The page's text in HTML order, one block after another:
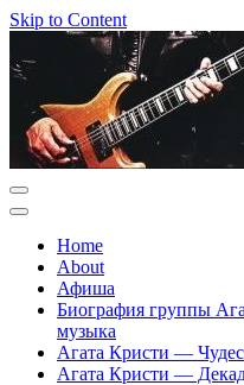
Skip to Content
Home
About
Афиша
Биография группы
музыка
Агата Кристи —
Агата Кристи —